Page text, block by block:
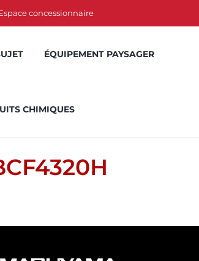
concessionnaire
ÉQUIPEMENT PAYSAGER
CHIMIQUES